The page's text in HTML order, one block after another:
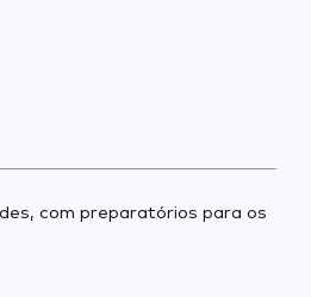
com preparatórios para os